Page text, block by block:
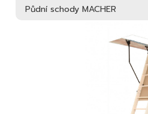
Půdní schody MACHER